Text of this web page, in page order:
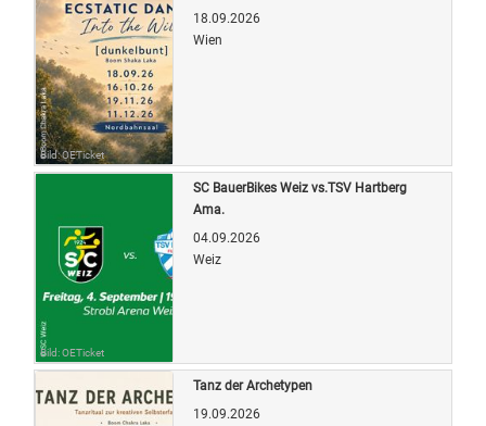
Bild: OETicket
18.09.2026
Wien
Bild: OETicket
SC BauerBikes Weiz vs.TSV Hartberg
Ama.
04.09.2026
Weiz
Tanz der Archetypen
19.09.2026